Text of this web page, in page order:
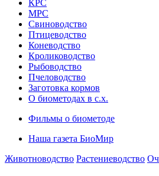
КРС
МРС
Свиноводство
Птицеводство
Коневодство
Кролиководство
Рыбоводство
Пчеловодство
Заготовка кормов
О биометодах в с.х.
Фильмы о биометоде
Наша газета БиоМир
Животноводство Растениеводство